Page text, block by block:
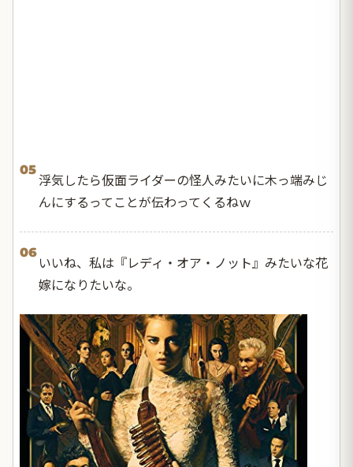
05
浮気したら仮面ライダーの怪人みたいに木っ端みじ
んにするってことが伝わってくるねｗ
06
いいね、私は『レディ・オア・ノット』みたいな花
嫁になりたいな。